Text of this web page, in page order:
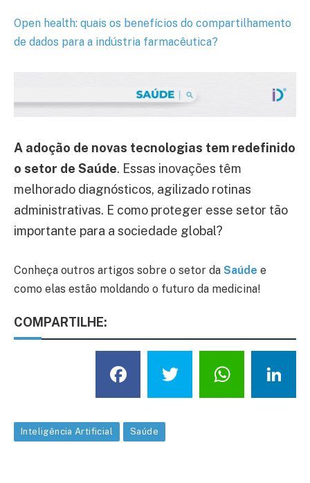
Open health: quais os benefícios do compartilhamento
de dados para a indústria farmacêutica?
A adoção de novas tecnologias tem redefinido
o setor de Saúde. Essas inovações têm
melhorado diagnósticos, agilizado rotinas
administrativas. E como proteger esse setor tão
importante para a sociedade global?
Conheça outros artigos sobre o setor da Saúde e
como elas estão moldando o futuro da medicina!
COMPARTILHE:
Facebook
Twitter
Inteligência Artificial Saúde